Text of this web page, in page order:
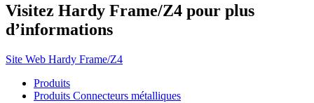
Visitez Hardy Frame/Z4 pour plus
d’informations
Site Web Hardy Frame/Z4
Produits
Produits Connecteurs métalliques